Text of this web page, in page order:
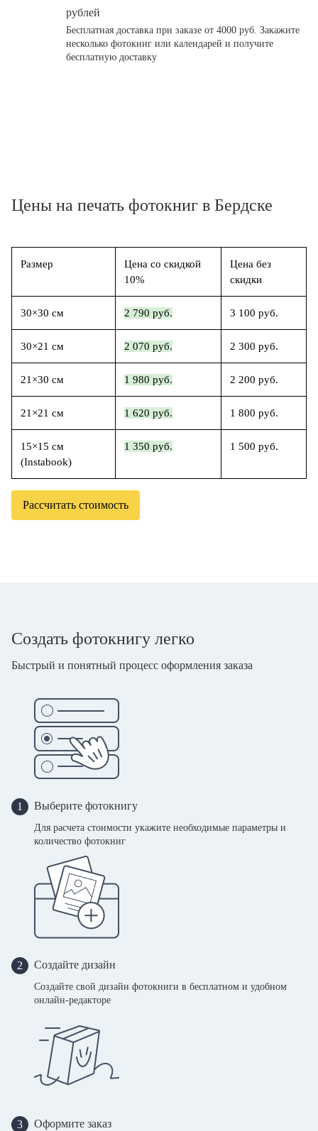
рублей
Бесплатная доставка при заказе от 4000 руб. Закажите
несколько фотокниг или календарей и получите
бесплатную доставку
Цены на печать фотокниг в Бердске
Размер
Цена со скидкой
10%
Цена без
скидки
30×30 см 2 790 руб. 3 100 руб.
30×21 см 2 070 руб. 2 300 руб.
21×30 см 1 980 руб. 2 200 руб.
21×21 см 1 620 руб. 1 800 руб.
15×15 см
(Instabook)
1 350 руб. 1 500 руб.
Рассчитать стоимость
Создать фотокнигу легко
Быстрый и понятный процесс оформления заказа
1 Выберите фотокнигу
Для расчета стоимости укажите необходимые параметры и
количество фотокниг
2 Создайте дизайн
Создайте свой дизайн фотокниги в бесплатном и удобном
онлайн-редакторе
3 Оформите заказ